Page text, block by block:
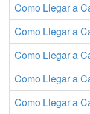
Como Llegar a
Como Llegar a
Como Llegar a
Como Llegar a
Como Llegar a